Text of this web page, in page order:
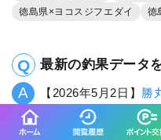
徳島県×ヨコスジフエダイ
徳
最新の釣果データ
【2026年5月2日】 勝
、【2026年4月8
マトウダイ・35cm・